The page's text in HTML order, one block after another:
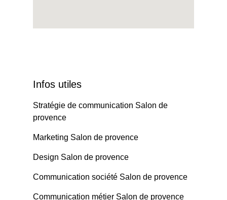
Infos utiles
Stratégie de communication Salon de
provence
Marketing Salon de provence
Design Salon de provence
Communication société Salon de provence
Communication métier Salon de provence